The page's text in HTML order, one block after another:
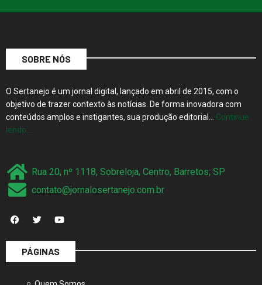
SOBRE NÓS
O Sertanejo é um jornal digital, lançado em abril de 2015, com o
objetivo de trazer contexto às notícias. De forma inovadora com
conteúdos amplos e instigantes, sua produção editorial… Continue
lendo…
Rua 20, nº 1118, Sobreloja, Centro, Barretos, SP
contato@jornalosertanejo.com.br
PÁGINAS